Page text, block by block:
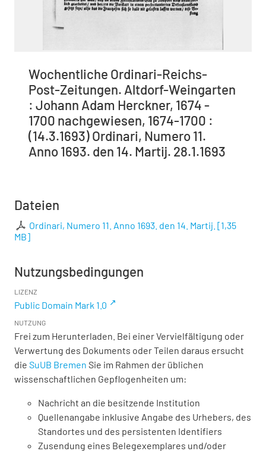
Wochentliche Ordinari-Reichs-
Post-Zeitungen. Altdorf-Weingarten
: Johann Adam Herckner, 1674 -
1700 nachgewiesen, 1674-1700 :
(14.3.1693) Ordinari, Numero 11.
Anno 1693. den 14. Martij. 28.1.1693
Dateien
Ordinari, Numero 11. Anno 1693. den 14. Martij. [1,35
MB]
Nutzungsbedingungen
LIZENZ
Public Domain Mark 1.0
NUTZUNG
Frei zum Herunterladen. Bei einer Vervielfältigung oder
Verwertung des Dokuments oder Teilen daraus ersucht
die SuUB Bremen Sie im Rahmen der üblichen
wissenschaftlichen Gepflogenheiten um:
Nachricht an die besitzende Institution
Quellenangabe inklusive Angabe des Urhebers, des
Standortes und des persistenten Identifiers
Zusendung eines Belegexemplares und/oder